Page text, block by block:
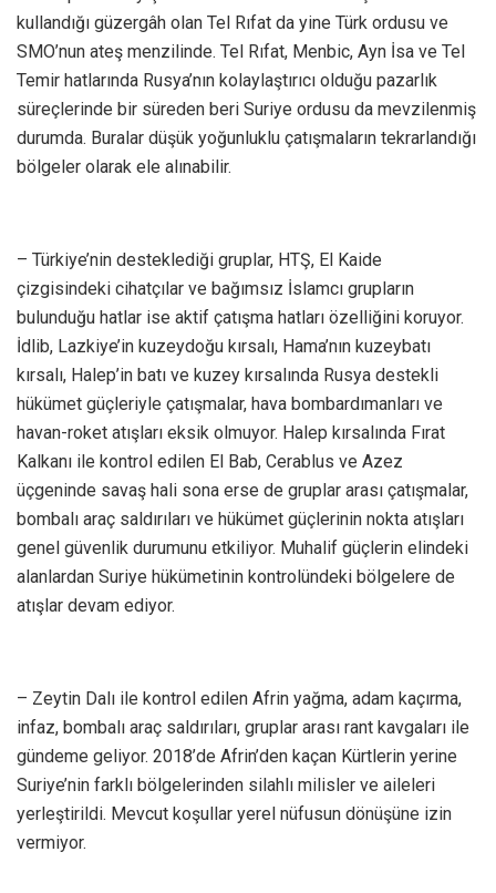
kullandığı güzergâh olan Tel Rıfat da yine Türk ordusu ve
SMO’nun ateş menzilinde. Tel Rıfat, Menbic, Ayn İsa ve Tel
Temir hatlarında Rusya’nın kolaylaştırıcı olduğu pazarlık
süreçlerinde bir süreden beri Suriye ordusu da mevzilenmiş
durumda. Buralar düşük yoğunluklu çatışmaların tekrarlandığı
bölgeler olarak ele alınabilir.
– Türkiye’nin desteklediği gruplar, HTŞ, El Kaide
çizgisindeki cihatçılar ve bağımsız İslamcı grupların
bulunduğu hatlar ise aktif çatışma hatları özelliğini koruyor.
İdlib, Lazkiye’in kuzeydoğu kırsalı, Hama’nın kuzeybatı
kırsalı, Halep’in batı ve kuzey kırsalında Rusya destekli
hükümet güçleriyle çatışmalar, hava bombardımanları ve
havan-roket atışları eksik olmuyor. Halep kırsalında Fırat
Kalkanı ile kontrol edilen El Bab, Cerablus ve Azez
üçgeninde savaş hali sona erse de gruplar arası çatışmalar,
bombalı araç saldırıları ve hükümet güçlerinin nokta atışları
genel güvenlik durumunu etkiliyor. Muhalif güçlerin elindeki
alanlardan Suriye hükümetinin kontrolündeki bölgelere de
atışlar devam ediyor.
– Zeytin Dalı ile kontrol edilen Afrin yağma, adam kaçırma,
infaz, bombalı araç saldırıları, gruplar arası rant kavgaları ile
gündeme geliyor. 2018’de Afrin’den kaçan Kürtlerin yerine
Suriye’nin farklı bölgelerinden silahlı milisler ve aileleri
yerleştirildi. Mevcut koşullar yerel nüfusun dönüşüne izin
vermiyor.